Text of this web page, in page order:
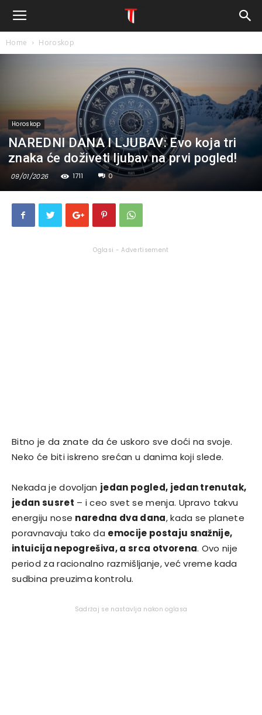
Home Horoskop
Horoskop
NAREDNI DANA I LJUBAV: Evo koja tri
znaka će doživeti ljubav na prvi pogled!
09/01/2026 1711 0
Oglasi - Advertisement
Bitno je da znate da će uskoro sve doći na svoje.
Neko će biti iskreno srećan u danima koji slede.
Nekada je dovoljan jedan pogled, jedan trenutak,
jedan susret – i ceo svet se menja. Upravo takvu
energiju nose naredna dva dana, kada se planete
poravnavaju tako da emocije postaju snažnije,
intuicija nepogrešiva, a srca otvorena. Ovo nije
period za racionalno razmišljanje, već vreme kada
sudbina preuzima kontrolu.
Sadržaj se nastavlja nakon oglasa